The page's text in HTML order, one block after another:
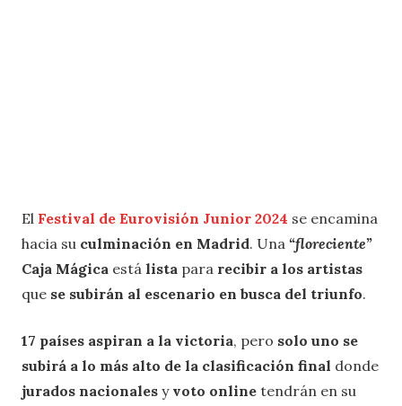
El Festival de Eurovisión Junior 2024 se encamina
hacia su culminación en Madrid. Una “floreciente”
Caja Mágica está lista para recibir a los artistas
que se subirán al escenario en busca del triunfo.
17 países aspiran a la victoria, pero solo uno se
subirá a lo más alto de la clasificación final donde
jurados nacionales y voto online tendrán en su